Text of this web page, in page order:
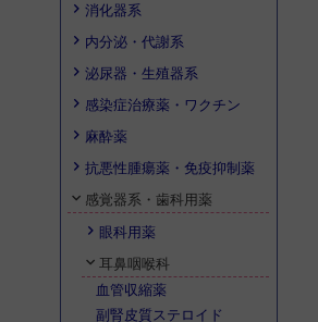
消化器系
内分泌・代謝系
泌尿器・生殖器系
感染症治療薬・ワクチン
麻酔薬
抗悪性腫瘍薬・免疫抑制薬
感覚器系・歯科用薬
眼科用薬
耳鼻咽喉科
血管収縮薬
副腎皮質ステロイド